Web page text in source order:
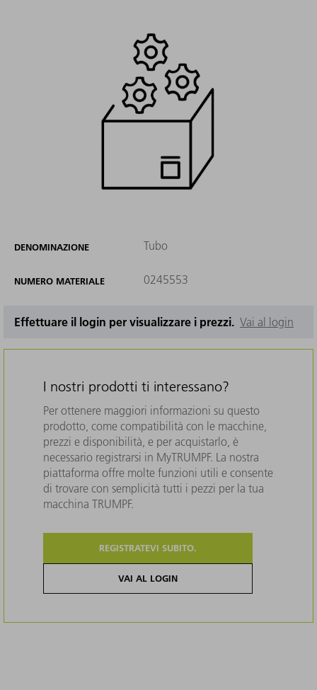
DENOMINAZIONE Tubo
NUMERO MATERIALE 0245553
Effettuare il login per visualizzare i prezzi. Vai al login
I nostri prodotti ti interessano?
Per ottenere maggiori informazioni su questo
prodotto, come compatibilità con le macchine,
prezzi e disponibilità, e per acquistarlo, è
necessario registrarsi in MyTRUMPF. La nostra
piattaforma offre molte funzioni utili e consente
di trovare con semplicità tutti i pezzi per la tua
macchina TRUMPF.
REGISTRATEVI SUBITO.
VAI AL LOGIN